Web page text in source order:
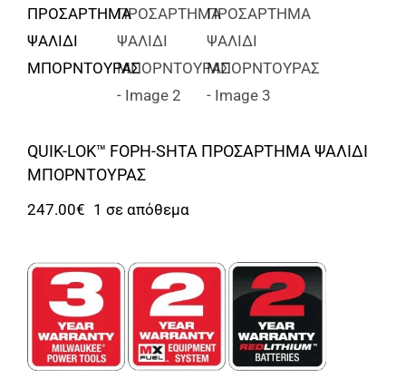
Αυτοκίνητο
QUIK-LOK™ FOPH-SHTA ΠΡΟΣΑΡΤΗΜΑ ΨΑΛΙΔΙ
ΜΠΟΡΝΤΟΥΡΑΣ
247.00€ 1 σε απόθεμα